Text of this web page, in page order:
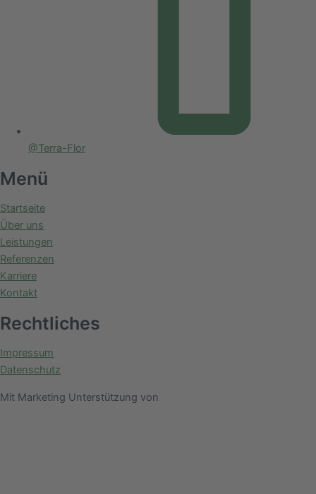
@Terra-Flor
Menü
Startseite
Über uns
Leistungen
Referenzen
Karriere
Kontakt
Rechtliches
Impressum
Datenschutz
Mit Marketing Unterstützung von